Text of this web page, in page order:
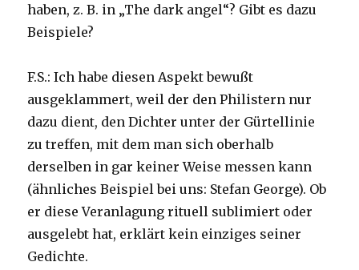
haben, z. B. in „The dark angel“? Gibt es dazu
Beispiele?
F.S.: Ich habe diesen Aspekt bewußt
ausgeklammert, weil der den Philistern nur
dazu dient, den Dichter unter der Gürtellinie
zu treffen, mit dem man sich oberhalb
derselben in gar keiner Weise messen kann
(ähnliches Beispiel bei uns: Stefan George). Ob
er diese Veranlagung rituell sublimiert oder
ausgelebt hat, erklärt kein einziges seiner
Gedichte.